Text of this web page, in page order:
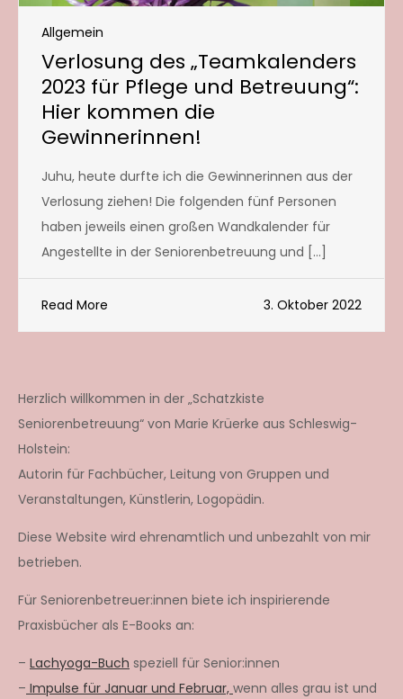
Allgemein
Verlosung des „Teamkalenders
2023 für Pflege und Betreuung“:
Hier kommen die
Gewinnerinnen!
Juhu, heute durfte ich die Gewinnerinnen aus der
Verlosung ziehen! Die folgenden fünf Personen
haben jeweils einen großen Wandkalender für
Angestellte in der Seniorenbetreuung und […]
Read More 3. Oktober 2022
Herzlich willkommen in der „Schatzkiste
Seniorenbetreuung“ von Marie Krüerke aus Schleswig-
Holstein:
Autorin für Fachbücher, Leitung von Gruppen und
Veranstaltungen, Künstlerin, Logopädin.
Diese Website wird ehrenamtlich und unbezahlt von mir
betrieben.
Für Seniorenbetreuer:innen biete ich inspirierende
Praxisbücher als E-Books an:
– Lachyoga-Buch speziell für Senior:innen
– Impulse für Januar und Februar, wenn alles grau ist und